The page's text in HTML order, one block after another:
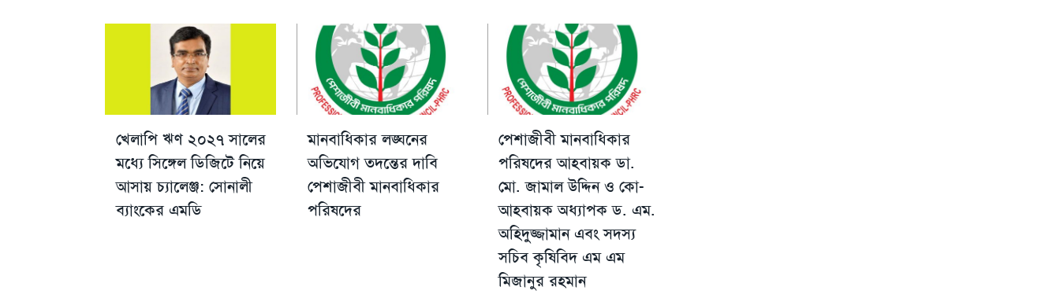
খেলাপি ঋণ ২০২৭ সালের
মধ্যে সিঙ্গেল ডিজিটে নিয়ে
আসায় চ্যালেঞ্জ: সোনালী
ব্যাংকের এমডি
মানবাধিকার লঙ্ঘনের
অভিযোগ তদন্তের দাবি
পেশাজীবী মানবাধিকার
পরিষদের
পেশাজীবী মানবাধিকার
পরিষদের আহবায়ক ডা.
মো. জামাল উদ্দিন ও কো-
আহবায়ক অধ্যাপক ড. এম.
অহিদুজ্জামান এবং সদস্য
সচিব কৃষিবিদ এম এম
মিজানুর রহমান